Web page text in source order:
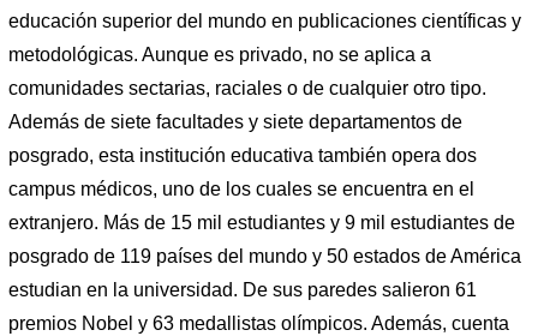
educación superior del mundo en publicaciones científicas y
metodológicas. Aunque es privado, no se aplica a
comunidades sectarias, raciales o de cualquier otro tipo.
Además de siete facultades y siete departamentos de
posgrado, esta institución educativa también opera dos
campus médicos, uno de los cuales se encuentra en el
extranjero. Más de 15 mil estudiantes y 9 mil estudiantes de
posgrado de 119 países del mundo y 50 estados de América
estudian en la universidad. De sus paredes salieron 61
premios Nobel y 63 medallistas olímpicos. Además, cuenta